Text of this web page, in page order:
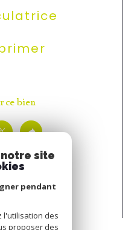
ce bien
site
pendant
l'utilisation des
proposer des